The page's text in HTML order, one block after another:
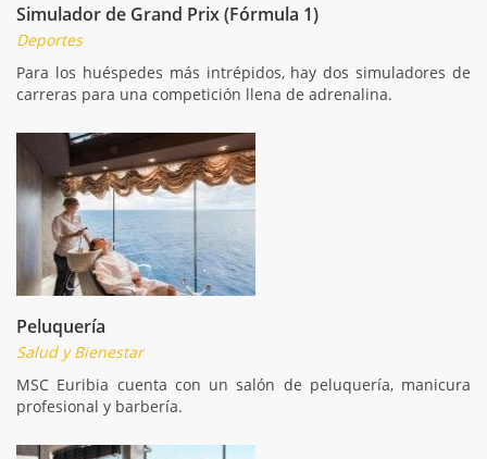
Simulador de Grand Prix (Fórmula 1)
Deportes
Para los huéspedes más intrépidos, hay dos simuladores de
carreras para una competición llena de adrenalina.
Peluquería
Salud y Bienestar
MSC Euribia cuenta con un salón de peluquería, manicura
profesional y barbería.